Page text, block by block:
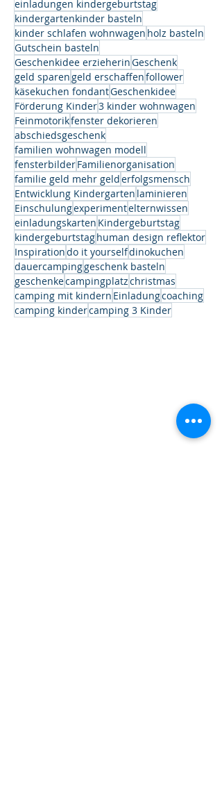
einladungen kindergeburtstag
kindergartenkinder basteln
kinder schlafen wohnwagen holz basteln
Gutschein basteln
Geschenkidee erzieherinGeschenk
geld sparengeld erschaffenfollower
käsekuchen fondantGeschenkidee
Förderung Kinder3 kinder wohnwagen
Feinmotorikfenster dekorieren
abschiedsgeschenk
familien wohnwagen modell
fensterbilderFamilienorganisation
familie geld mehr gelderfolgsmensch
Entwicklung Kindergarten laminieren
Einschulungexperimentelternwissen
einladungskarten Kindergeburtstag
kindergeburtstaghuman design reflektor
Inspirationdo it yourselfdinokuchen
dauercampinggeschenk basteln
geschenkecampingplatzchristmas
camping mit kindern Einladungcoaching
camping kindercamping 3 Kinder